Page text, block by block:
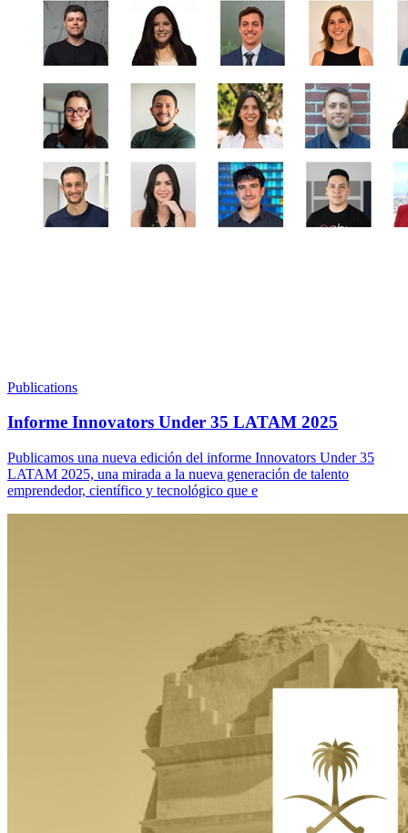
Publications
Informe Innovators Under 35 LATAM 2025
Publicamos una nueva edición del informe Innovators Under 35
LATAM 2025, una mirada a la nueva generación de talento
emprendedor, científico y tecnológico que e